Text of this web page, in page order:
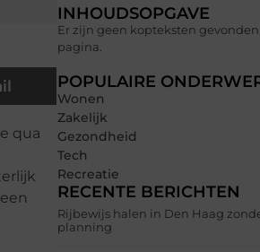
qua
INHOUDSOPGAVE
Er zijn geen kopteksten
pagina.
POPULAIRE
Wonen
Zakelijk
Gezondheid
Tech
Recreatie
RECENTE BERICHTEN
Rijbewijs halen in Den Haag
planning